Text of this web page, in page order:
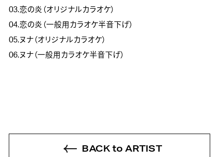
03.恋の炎（オリジナルカラオケ）
04.恋の炎（一般用カラオケ半音下げ）
05.ヌナ（オリジナルカラオケ）
06.ヌナ（一般用カラオケ半音下げ）
BACK to ARTIST